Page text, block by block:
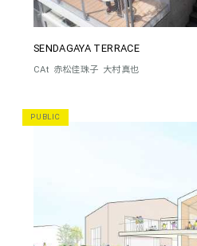
SENDAGAYA TERRACE
CAt 赤松佳珠子 大村真也
PUBLIC